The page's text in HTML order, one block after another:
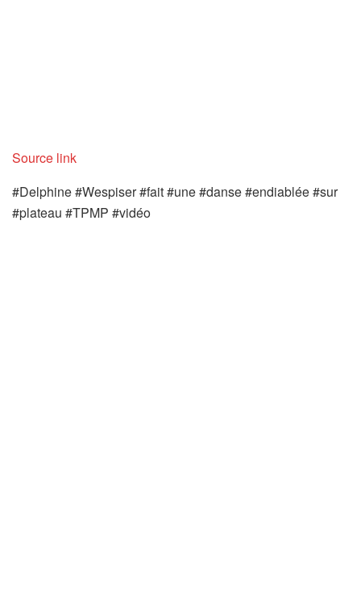
Source link
#Delphine #Wespiser #fait #une #danse #endiablée #sur
#plateau #TPMP #vidéo